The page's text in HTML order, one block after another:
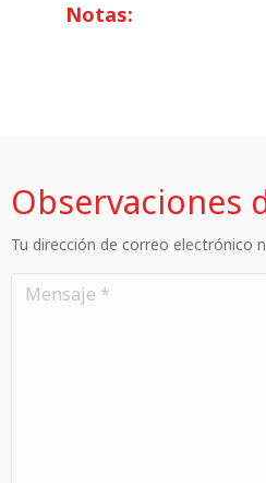
Notas:
Observaciones
Tu dirección de correo electrónico